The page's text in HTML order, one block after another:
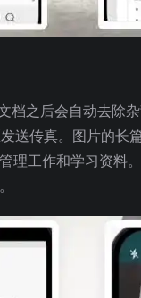
之后会自动去除
送传真。图片的长
理工作和学习资料